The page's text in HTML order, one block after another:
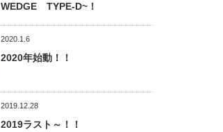
WEDGE TYPE-D~！
2020.1.6
2020年始動！！
2019.12.28
2019ラスト～！！